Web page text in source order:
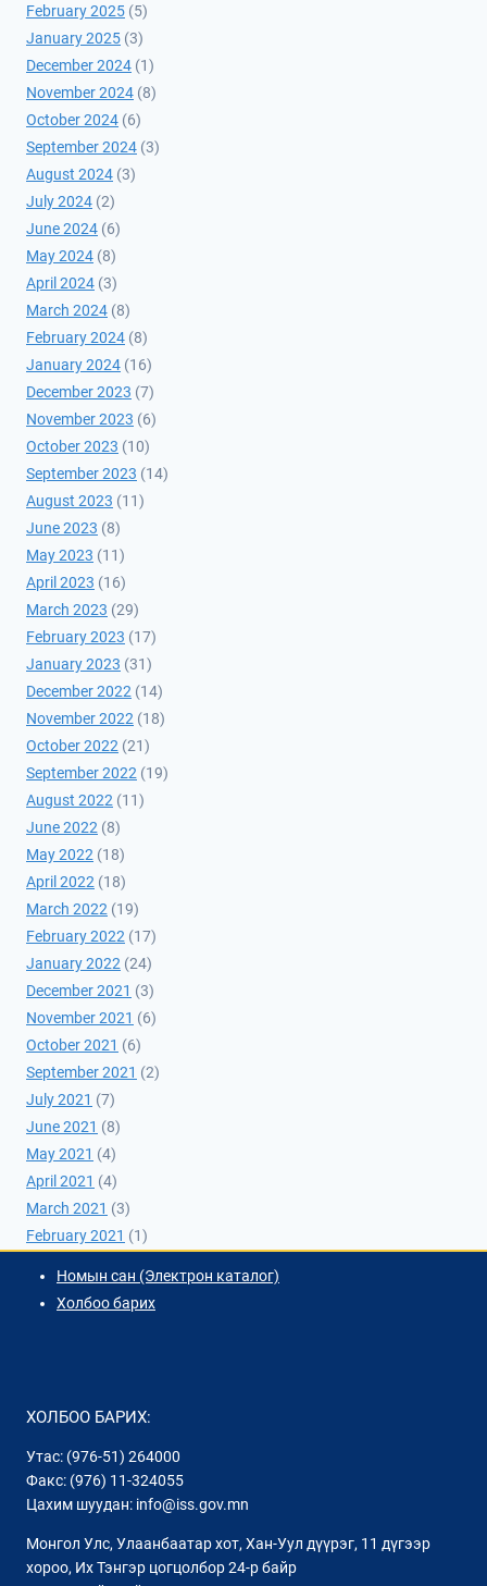
February 2025 (5)
January 2025 (3)
December 2024 (1)
November 2024 (8)
October 2024 (6)
September 2024 (3)
August 2024 (3)
July 2024 (2)
June 2024 (6)
May 2024 (8)
April 2024 (3)
March 2024 (8)
February 2024 (8)
January 2024 (16)
December 2023 (7)
November 2023 (6)
October 2023 (10)
September 2023 (14)
August 2023 (11)
June 2023 (8)
May 2023 (11)
April 2023 (16)
March 2023 (29)
February 2023 (17)
January 2023 (31)
December 2022 (14)
November 2022 (18)
October 2022 (21)
September 2022 (19)
August 2022 (11)
June 2022 (8)
May 2022 (18)
April 2022 (18)
March 2022 (19)
February 2022 (17)
January 2022 (24)
December 2021 (3)
November 2021 (6)
October 2021 (6)
September 2021 (2)
July 2021 (7)
June 2021 (8)
May 2021 (4)
April 2021 (4)
March 2021 (3)
February 2021 (1)
Номын сан (Электрон каталог)
Холбоо барих
ХОЛБОО БАРИХ:
Утас: (976-51) 264000
Факс: (976) 11-324055
Цахим шуудан: info@iss.gov.mn
Монгол Улс, Улаанбаатар хот, Хан-Уул дүүрэг, 11 дүгээр
хороо, Их Тэнгэр цогцолбор 24-р байр